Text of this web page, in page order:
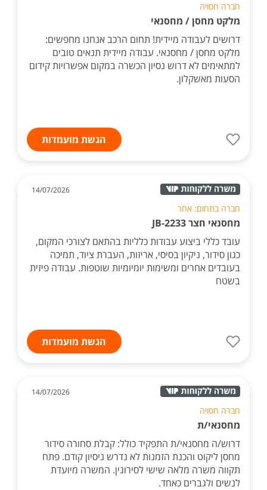
חברה חסויה
מלקט מחסן / מחסנאי
דרושים לעבודה מיידית! תחום הרכב אנחנו מחפשים:
מלקט מחסן / מחסנאי. עבודה מיידית תנאים טובים
למתאימים לא דרוש נסיון הכשרה במקום אפשרויות קידום
הסעות מאשקלון.
הגשת מועמדות
14/07/2026
חברה בתחום: אחר
מחסנאי חצר JB-2233
עובד כללי ביצוע עבודות כלליות בהתאם לצורכי המקום,
כגון סידור, ניקיון בסיסי, אריזות, העברת ציוד, תמיכה
בעובדים אחרים ומשימות יומיומיות שוטפות. עבודה פיזית
בשטח
הגשת מועמדות
14/07/2026
חברה חסויה
מחסנאי/ת
דרוש/ה מחסנאי/ת התפקיד כולל: קבלת סחורה סידור
מחסן ליקוט והכנת הזמנות לא נדרש ניסיון קודם. פתח
תקווה משרה מלאה שישי לסירוגין. המשרה מיועדת
לנשים ולגברים כאחד.